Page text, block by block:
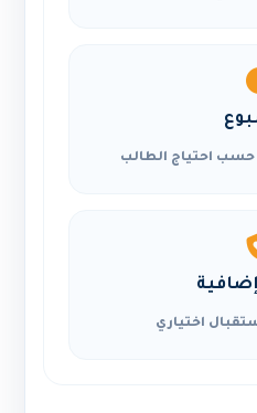
احتياج الطالب
اختياري